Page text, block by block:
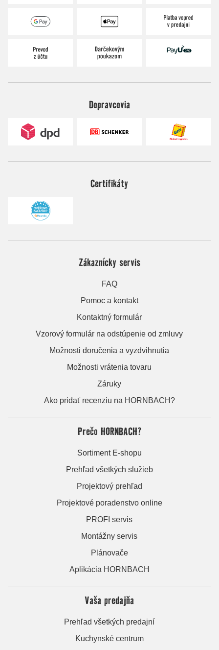
Dopravcovia
Certifikáty
Zákaznícky servis
FAQ
Pomoc a kontakt
Kontaktný formulár
Vzorový formulár na odstúpenie od zmluvy
Možnosti doručenia a vyzdvihnutia
Možnosti vrátenia tovaru
Záruky
Ako pridať recenziu na HORNBACH?
Prečo HORNBACH?
Sortiment E-shopu
Prehľad všetkých služieb
Projektový prehľad
Projektové poradenstvo online
PROFI servis
Montážny servis
Plánovače
Aplikácia HORNBACH
Vaša predajňa
Prehľad všetkých predajní
Kuchynské centrum